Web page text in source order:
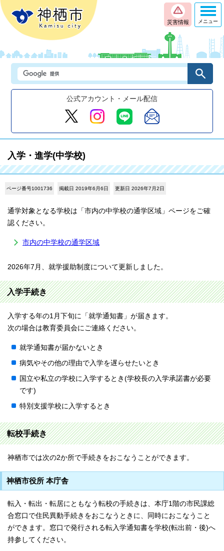
災害情報
公式アカウント・メール配信
メニュー
入学・進学(中学校)
ページ番号1001736 掲載日 2019年6月6日 更新日 2026年7月2日
通学対象となる学校は「市内の中学校の通学区域」ページをご確
認ください。
市内の中学校の通学区域
2026年7月、就学援助制度について更新しました。
入学手続き
入学する年の1月下旬に「就学通知書」が届きます。
次の場合は教育委員会にご連絡ください。
就学通知書が届かないとき
病気やその他の理由で入学を遅らせたいとき
国立や私立の学校に入学するとき(学校長の入学承諾書が必要
です)
特別支援学校に入学するとき
転校手続き
神栖市では次の2か所で手続きをおこなうことができます。
神栖市役所 本庁舎
転入・転出・転居にともなう転校の手続きは、本庁1階の市民課総
合窓口で住民異動手続きをおこなうときに、同時におこなうこと
ができます。窓口で発行される転入学通知書を学校(転出前・後)へ
持参してください。